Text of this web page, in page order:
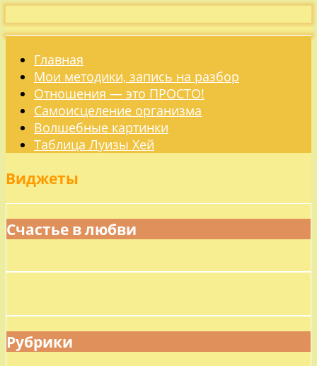
Главная
Мои методики, запись на разбор
Отношения — это ПРОСТО!
Самоисцеление организма
Волшебные картинки
Таблица Луизы Хей
Виджеты
Счастье в любви
Рубрики